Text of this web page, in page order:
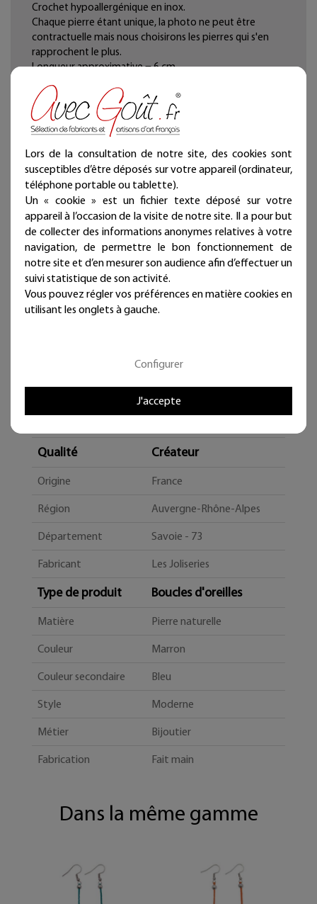
Crochet hypoallergénique en inox.
Chaque pierre étant unique, la photo ne peut être
contractuelle mais nous choisirons les pierres qui s'en
rapprochent le plus.
Longueur approximative = 6 cm.
L'eil de tigre marron aide à la différence entre les
émotions des autres mais aussi de ses propres
émotions.
Caractéristiques
Qualité Créateur
Origine France
Région Auvergne-Rhône-Alpes
Département Savoie - 73
Fabricant Les Joliseries
Type de produit Boucles d'oreilles
Matière Pierre naturelle
Couleur Marron
Couleur secondaire Bleu
Style Moderne
Métier Bijoutier
Fabrication Fait main
Dans la même gamme
Lors de la consultation de notre site, des cookies sont
susceptibles d’être déposés sur votre appareil (ordinateur,
téléphone portable ou tablette).
Un « cookie » est un fichier texte déposé sur votre
appareil à l’occasion de la visite de notre site. Il a pour but
de collecter des informations anonymes relatives à votre
navigation, de permettre le bon fonctionnement de
notre site et d’en mesurer son audience afin d’effectuer un
suivi statistique de son activité.
Vous pouvez régler vos préférences en matière cookies en
utilisant les onglets à gauche.
Configurer
J'accepte